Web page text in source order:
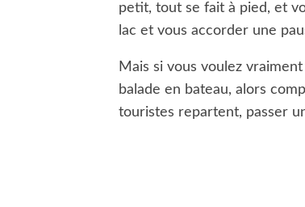
petit, tout se fait à pied, et
lac et vous accorder une
Mais si vous voulez vraiment
balade en bateau, alors
touristes repartent, passer